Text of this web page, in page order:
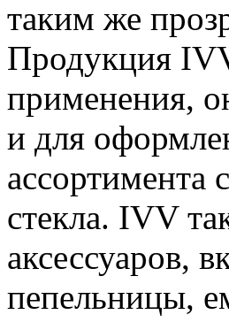
таким же
Продукция
применения,
и для
ассортимента
стекла. IVV
аксессуаров,
пепельницы,